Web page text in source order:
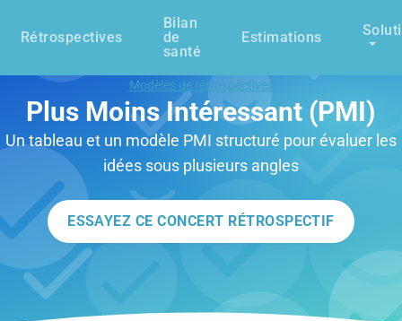
Rétrospectives
Bilan
de
santé
Estimations
Modèles de rétrospectives
Plus Moins Intéressant (PMI)
Un tableau et un modèle PMI structuré pour évaluer les
idées sous plusieurs angles
ESSAYEZ CE CONCERT RÉTROSPECTIF